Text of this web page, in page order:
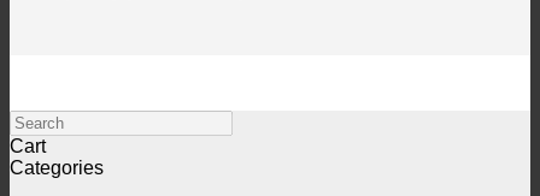
Search
Cart
Categories